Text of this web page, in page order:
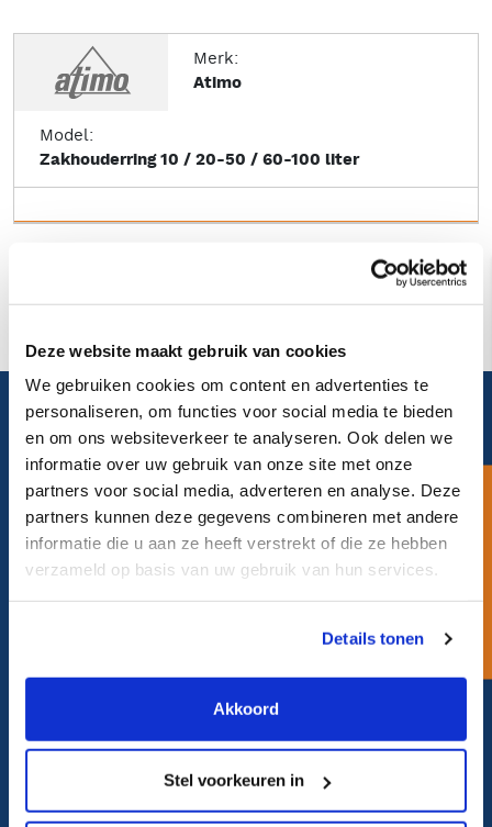
Deze website maakt gebruik van cookies
We gebruiken cookies om content en advertenties te
personaliseren, om functies voor social media te bieden
en om ons websiteverkeer te analyseren. Ook delen we
informatie over uw gebruik van onze site met onze
partners voor social media, adverteren en analyse. Deze
partners kunnen deze gegevens combineren met andere
informatie die u aan ze heeft verstrekt of die ze hebben
verzameld op basis van uw gebruik van hun services.
Details tonen
Akkoord
Stel voorkeuren in
Merk:
Atimo
Model:
Zakhouderring 10 / 20-50 / 60-100 liter
Stel uw vraag.
En wij nemen snel contact met u
op.
Direct contact.
Een korte vraag